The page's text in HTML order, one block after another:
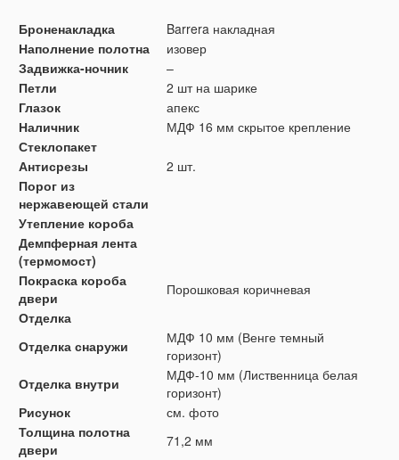
Броненакладка
Barrera накладная
Наполнение полотна
изовер
Задвижка-ночник
–
Петли
2 шт на шарике
Глазок
апекс
Наличник
МДФ 16 мм скрытое крепление
Стеклопакет
Антисрезы
2 шт.
Порог из
нержавеющей стали
Утепление короба
Демпферная лента
(термомост)
Покраска короба
двери
Порошковая коричневая
Отделка
Отделка снаружи
МДФ 10 мм (Венге темный
горизонт)
Отделка внутри
МДФ-10 мм (Лиственница белая
горизонт)
Рисунок
см. фото
Толщина полотна
двери
71,2 мм